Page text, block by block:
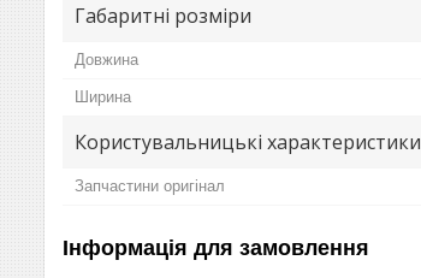
Габаритні розміри
Довжина
Ширина
Користувальницькі характеристики
Запчастини оригінал
Інформація для замовлення